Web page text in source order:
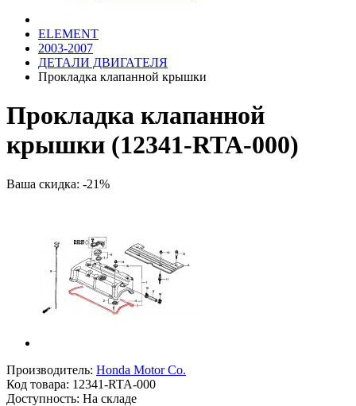
ELEMENT
2003-2007
ДЕТАЛИ ДВИГАТЕЛЯ
Прокладка клапанной крышки
Прокладка клапанной
крышки (12341-RTA-000)
Ваша скидка: -21%
Производитель: Honda Motor Co.
Код товара: 12341-RTA-000
Доступность: На складе